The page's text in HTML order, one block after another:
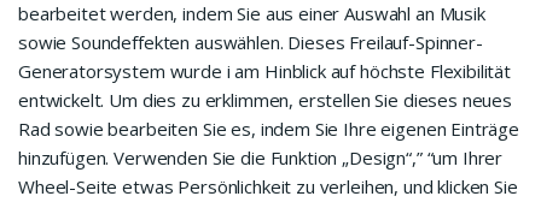
bearbeitet werden, indem Sie aus einer Auswahl an Musik
sowie Soundeffekten auswählen. Dieses Freilauf-Spinner-
Generatorsystem wurde i am Hinblick auf höchste Flexibilität
entwickelt. Um dies zu erklimmen, erstellen Sie dieses neues
Rad sowie bearbeiten Sie es, indem Sie Ihre eigenen Einträge
hinzufügen. Verwenden Sie die Funktion „Design“,” “um Ihrer
Wheel-Seite etwas Persönlichkeit zu verleihen, und klicken Sie